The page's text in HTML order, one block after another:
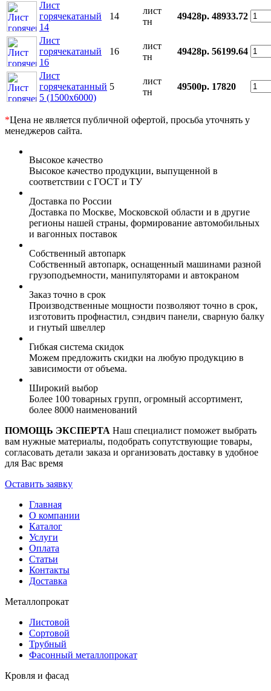
Лист
горячекатаный
14
14
лист
тн
49428р. 48933.72
Лист
горячекатаный
16
16
лист
тн
49428р. 56199.64
Лист
горячекатанный
5 (1500х6000)
5
лист
тн
49500р. 17820
*Цена не является публичной офертой, просьба уточнять у
менеджеров сайта.
Высокое качество
Высокое качество продукции, выпущенной в
соответствии с ГОСТ и ТУ
Доставка по России
Доставка по Москве, Московской области и в другие
регионы нашей страны, формирование автомобильных
и вагонных поставок
Собственный автопарк
Собственный автопарк, оснащенный машинами разной
грузоподъемности, манипуляторами и автокраном
Заказ точно в срок
Производственные мощности позволяют точно в срок,
изготовить профнастил, сэндвич панели, сварную балку
и гнутый швеллер
Гибкая система скидок
Можем предложить скидки на любую продукцию в
зависимости от объема.
Широкий выбор
Более 100 товарных групп, огромный ассортимент,
более 8000 наименований
ПОМОЩЬ ЭКСПЕРТА Наш специалист поможет выбрать
вам нужные материалы, подобрать сопутствующие товары,
согласовать детали заказа и организовать доставку в удобное
для Вас время
Оставить заявку
Главная
О компании
Каталог
Услуги
Оплата
Статьи
Контакты
Доставка
Металлопрокат
Листовой
Сортовой
Трубный
Фасонный металлопрокат
Кровля и фасад